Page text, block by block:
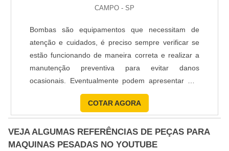
CAMPO - SP
Bombas são equipamentos que necessitam de
atenção e cuidados, é preciso sempre verificar se
estão funcionando de maneira correta e realizar a
manutenção preventiva para evitar danos
ocasionais. Eventualmente podem apresentar mal
funcionamento, vazamentos, corrosões e por isso é
fundamental contar com uma empresa
especializada que ofereça o conserto de bomba.
Vantagens de contar com serviço de conserto de
bomba O serviço de manutenção e conserto....
COTAR AGORA
VEJA ALGUMAS REFERÊNCIAS DE PEÇAS PARA
MAQUINAS PESADAS NO YOUTUBE